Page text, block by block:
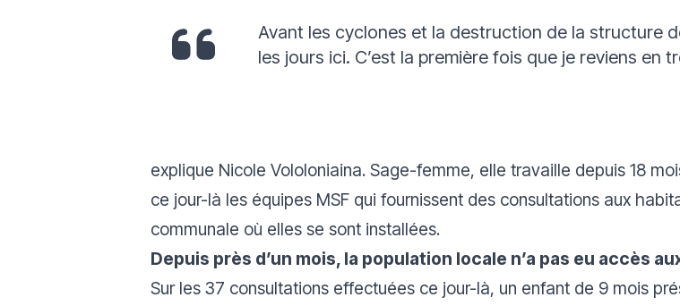
Avant les cyclones et la destruction de la structure
les jours ici. C’est la première fois que je reviens en
explique Nicole Vololoniaina. Sage-femme, elle travaille depuis 18
ce jour-là les équipes MSF qui fournissent des consultations aux
communale où elles se sont installées.
Depuis près d’un mois, la population locale n’a pas eu accès
Sur les 37 consultations effectuées ce jour-là, un enfant de 9 mois